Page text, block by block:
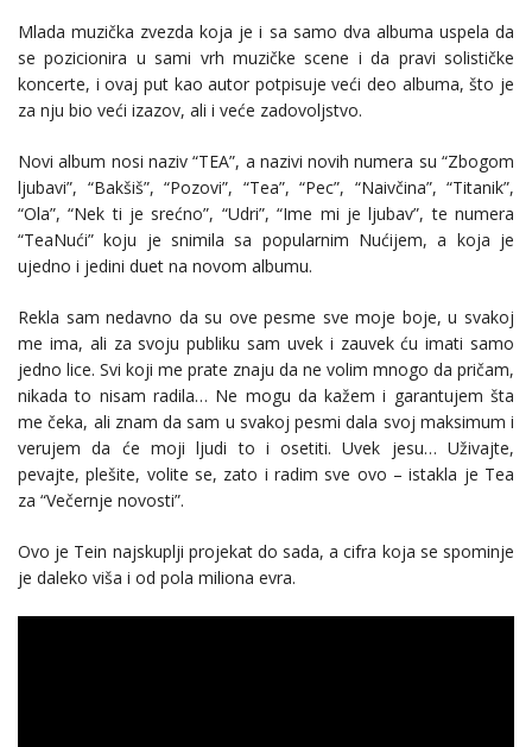
Mlada muzička zvezda koja je i sa samo dva albuma uspela da
se pozicionira u sami vrh muzičke scene i da pravi solističke
koncerte, i ovaj put kao autor potpisuje veći deo albuma, što je
za nju bio veći izazov, ali i veće zadovoljstvo.
Novi album nosi naziv “TEA”, a nazivi novih numera su “Zbogom
ljubavi”, “Bakšiš”, “Pozovi”, “Tea”, “Pec”, “Naivčina”, “Titanik”,
“Ola”, “Nek ti je srećno”, “Udri”, “Ime mi je ljubav”, te numera
“TeaNući” koju je snimila sa popularnim Nućijem, a koja je
ujedno i jedini duet na novom albumu.
Rekla sam nedavno da su ove pesme sve moje boje, u svakoj
me ima, ali za svoju publiku sam uvek i zauvek ću imati samo
jedno lice. Svi koji me prate znaju da ne volim mnogo da pričam,
nikada to nisam radila… Ne mogu da kažem i garantujem šta
me čeka, ali znam da sam u svakoj pesmi dala svoj maksimum i
verujem da će moji ljudi to i osetiti. Uvek jesu… Uživajte,
pevajte, plešite, volite se, zato i radim sve ovo – istakla je Tea
za “Večernje novosti”.
Ovo je Tein najskuplji projekat do sada, a cifra koja se spominje
je daleko viša i od pola miliona evra.